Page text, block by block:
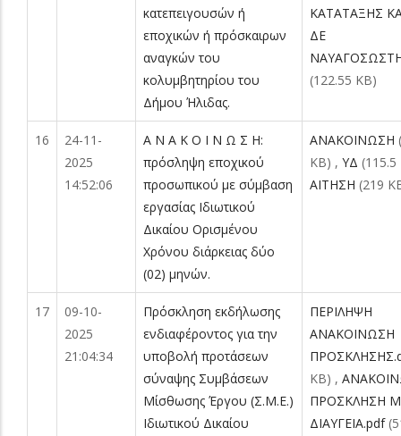
κατεπειγουσών ή
εποχικών ή πρόσκαιρων
αναγκών του
κολυμβητηρίου του
Δήμου Ήλιδας.
ΚΑΤΑΤΑΞΗΣ
ΔΕ
(122.55 KB)
16
24-11-
2025
14:52:06
Α Ν Α Κ Ο Ι Ν Ω Σ Η:
πρόσληψη εποχικού
προσωπικού με σύμβαση
εργασίας Ιδιωτικού
Δικαίου Ορισμένου
Χρόνου διάρκειας δύο
(02) μηνών.
ΑΝΑΚΟΙΝΩΣΗ
KB) , ΥΔ (115.5
ΑΙΤΗΣΗ (219
17
09-10-
2025
21:04:34
Πρόσκληση εκδήλωσης
ενδιαφέροντος για την
υποβολή προτάσεων
σύναψης Συμβάσεων
Μίσθωσης Έργου (Σ.Μ.Ε.)
Ιδιωτικού Δικαίου
ΠΕΡΙΛΗΨΗ
ΑΝΑΚΟΙΝΩΣΗ
KB) ,
ΠΡΟΣΚΛΗΣΗ
ΔΙΑΥΓΕΙΑ.pdf